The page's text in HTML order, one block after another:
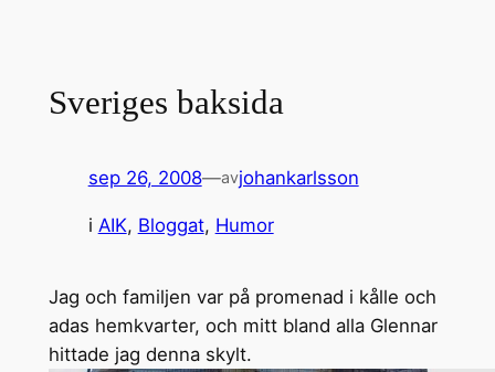
Sveriges baksida
sep 26, 2008—avjohankarlsson
i AIK, Bloggat, Humor
Jag och familjen var på promenad i kålle och
adas hemkvarter, och mitt bland alla Glennar
hittade jag denna skylt.